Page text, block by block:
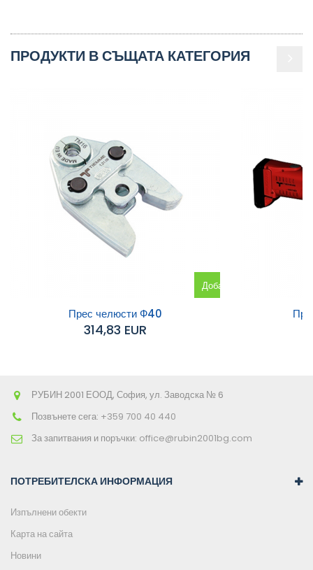
ПРОДУКТИ В СЪЩАТА КАТЕГОРИЯ
Добавяне
Прес челюсти Ф40
314,83 EUR
РУБИН 2001 ЕООД, София, ул. Заводска № 6
Позвънете сега: +359 700 40 440
За запитвания и поръчки: office@rubin2001bg.com
ПОТРЕБИТЕЛСКА ИНФОРМАЦИЯ
Изпълнени обекти
Карта на сайта
Новини